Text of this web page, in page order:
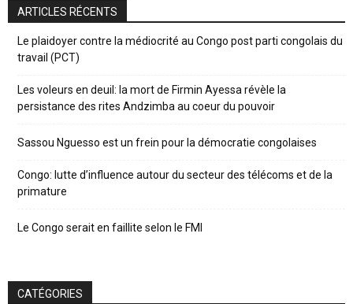
ARTICLES RÉCENTS
Le plaidoyer contre la médiocrité au Congo post parti congolais du
travail (PCT)
Les voleurs en deuil: la mort de Firmin Ayessa révèle la
persistance des rites Andzimba au coeur du pouvoir
Sassou Nguesso est un frein pour la démocratie congolaises
Congo: lutte d’influence autour du secteur des télécoms et de la
primature
Le Congo serait en faillite selon le FMI
CATÉGORIES